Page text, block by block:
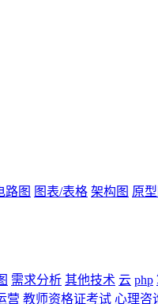
路图 图表/表格 架构图 原
需求分析 其他技术 云 php
营 教师资格证考试 心理咨